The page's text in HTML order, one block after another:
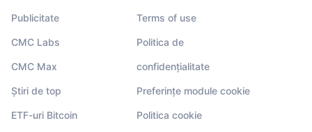
Publicitate
CMC Labs
CMC Max
Știri de top
ETF-uri Bitcoin
Terms of use
Politica de
confidențialitate
Preferințe module cookie
Politica cookie